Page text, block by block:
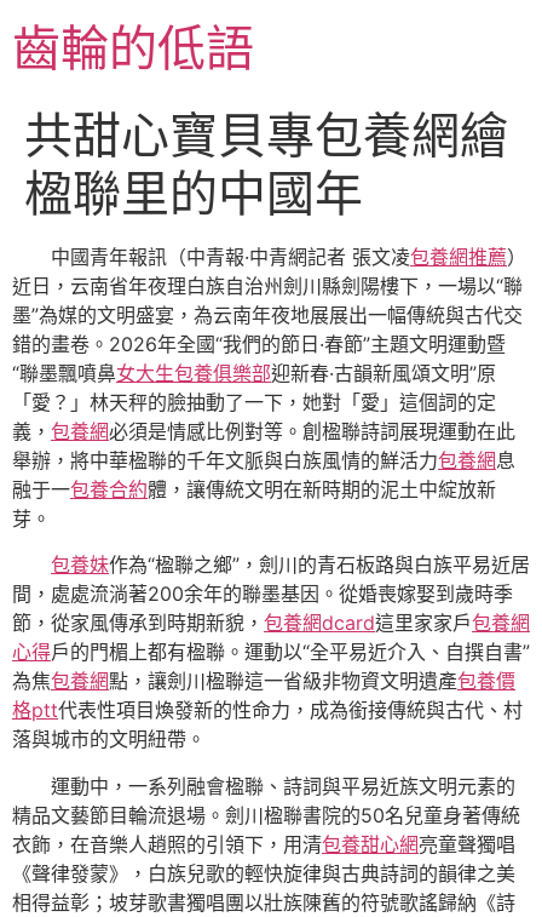
至
主齒輪的低語
共甜心寶貝專包養網繪
楹聯里的中國年
中國青年報訊（中青報·中青網記者 張文凌包養網推薦）
近日，云南省年夜理白族自治州劍川縣劍陽樓下，一場以“聯
墨”為媒的文明盛宴，為云南年夜地展展出一幅傳統與古代交
錯的畫卷。2026年全國“我們的節日·春節”主題文明運動暨
“聯墨飄噴鼻女大生包養俱樂部迎新春·古韻新風頌文明”原
「愛？」林天秤的臉抽動了一下，她對「愛」這個詞的定
義， 包養網必須是情感比例對等。創楹聯詩詞展現運動在此
舉辦，將中華楹聯的千年文脈與白族風情的鮮活力包養網息
融于一包養合約體，讓傳統文明在新時期的泥土中綻放新
芽。
包養妹作為“楹聯之鄉”，劍川的青石板路與白族平易近居
間，處處流淌著200余年的聯墨基因。從婚喪嫁娶到歲時季
節，從家風傳承到時期新貌， 包養網dcard這里家家戶包養網
心得戶的門楣上都有楹聯。運動以“全平易近介入、自撰自書”
為焦包養網點，讓劍川楹聯這一省級非物資文明遺產包養價
格ptt代表性項目煥發新的性命力，成為銜接傳統與古代、村
落與城市的文明紐帶。
運動中，一系列融會楹聯、詩詞與平易近族文明元素的
精品文藝節目輪流退場。劍川楹聯書院的50名兒童身著傳統
衣飾，在音樂人趙照的引領下，用清包養甜心網亮童聲獨唱
《聲律發蒙》，白族兒歌的輕快旋律與古典詩詞的韻律之美
相得益彰；坡芽歌書獨唱團以壯族陳舊的符號歌謠歸納《詩